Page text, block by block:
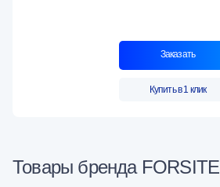
Заказать
Купить в 1 клик
Товары бренда FORSITE